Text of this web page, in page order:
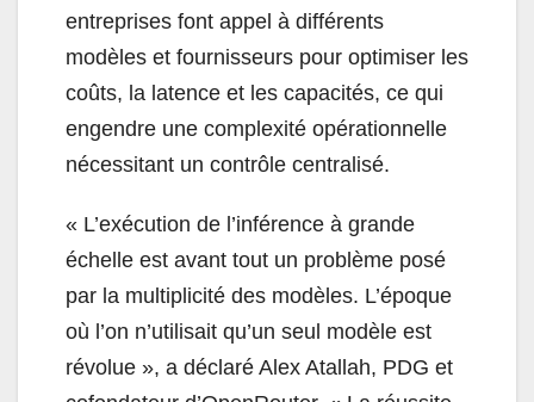
entreprises font appel à différents
modèles et fournisseurs pour optimiser les
coûts, la latence et les capacités, ce qui
engendre une complexité opérationnelle
nécessitant un contrôle centralisé.
« L’exécution de l’inférence à grande
échelle est avant tout un problème posé
par la multiplicité des modèles. L’époque
où l’on n’utilisait qu’un seul modèle est
révolue », a déclaré Alex Atallah, PDG et